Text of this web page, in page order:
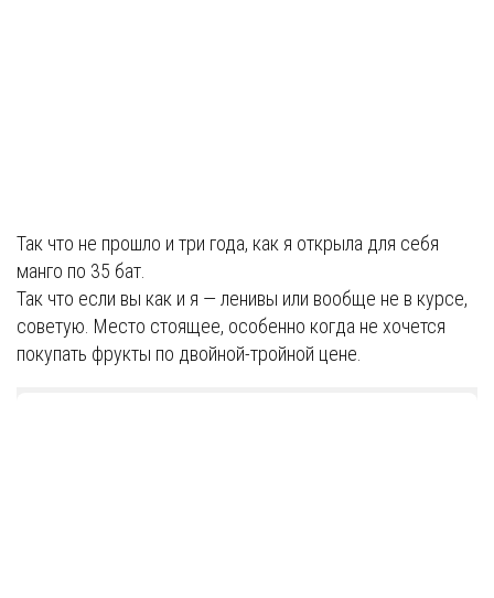
Так что не прошло и три года, как я открыла для себя
манго по 35 бат.
Так что если вы как и я — ленивы или вообще не в курсе,
советую. Место стоящее, особенно когда не хочется
покупать фрукты по двойной-тройной цене.